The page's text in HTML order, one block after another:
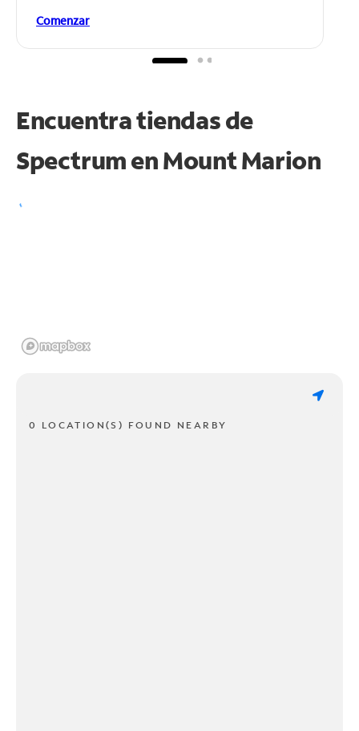
Comenzar
Encuentra tiendas de
Spectrum enMount Marion
0 LOCATION(S) FOUND NEARBY